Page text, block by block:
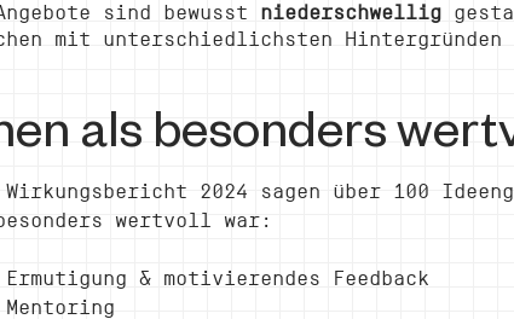
sind bewusst niederschwellig
mit unterschiedlichsten
als besonders
Wirkungsbericht 2024 sagen über 100
wertvoll war:
Ermutigung & motivierendes Feedback